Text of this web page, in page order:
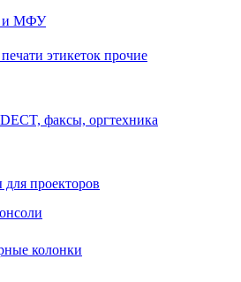
и МФУ
этикеток прочие
факсы, оргтехника
для проекторов
колонки